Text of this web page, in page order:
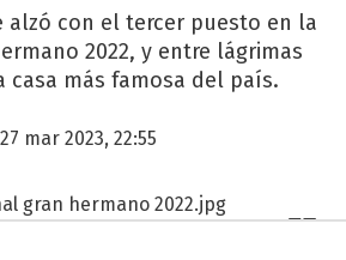
alzó con el tercer puesto en la
2022, y entre lágrimas
casa más famosa del país.
27 mar 2023, 22:55